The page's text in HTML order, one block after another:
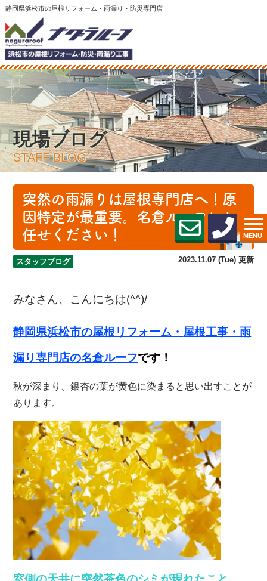
静岡県浜松市の屋根リフォーム・雨漏り・防災専門店
MENU
現場ブログ
STAFF BLOG
突然の雨漏りは屋根専門店へ！原
因特定が最重要。名倉ルーフにお
任せください！
スタッフブログ 2023.11.07 (Tue) 更新
みなさん、こんにちは(^^)/
静岡県浜松市の屋根リフォーム・ 屋根工事・雨
漏り専門店の名倉ルーフです！
秋が深まり、銀杏の葉が黄色に染まると思い出すことが
あります。